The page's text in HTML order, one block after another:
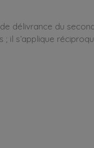
délivrance du
; il s’applique